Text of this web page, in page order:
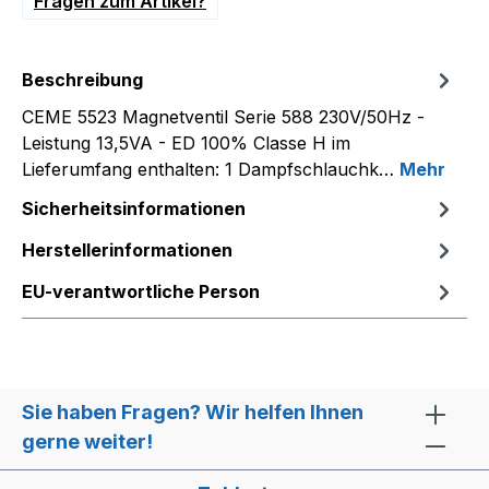
Beschreibung
CEME 5523 Magnetventil Serie 588 230V/50Hz -
Leistung 13,5VA - ED 100% Classe H im
Lieferumfang enthalten: 1 Dampfschlauchk… Mehr
Sicherheitsinformationen
Herstellerinformationen
EU-verantwortliche Person
Sie haben Fragen? Wir helfen Ihnen
gerne weiter!